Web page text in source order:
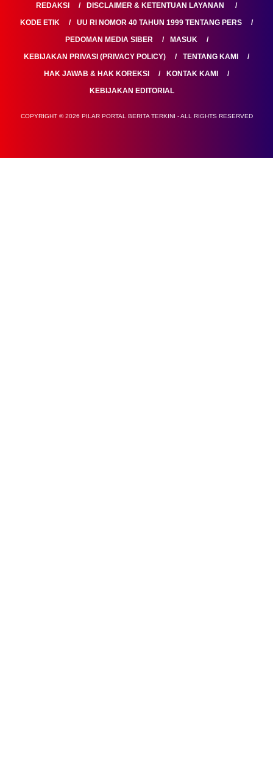
REDAKSI
DISCLAIMER & KETENTUAN LAYANAN
KODE ETIK
UU RI NOMOR 40 TAHUN 1999 TENTANG PERS
PEDOMAN MEDIA SIBER
MASUK
KEBIJAKAN PRIVASI (PRIVACY POLICY)
TENTANG KAMI
HAK JAWAB & HAK KOREKSI
KONTAK KAMI
KEBIJAKAN EDITORIAL
COPYRIGHT © 2026 PILAR PORTAL BERITA TERKINI - ALL RIGHTS RESERVED